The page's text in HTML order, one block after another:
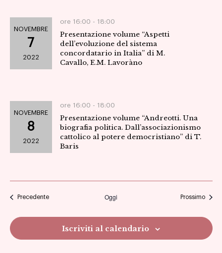
NOVEMBRE
7
2022
ore 16:00 - 18:00
Presentazione volume “Aspetti
dell’evoluzione del sistema
concordatario in Italia” di M.
Cavallo, E.M. Lavoràno
NOVEMBRE
8
2022
ore 16:00 - 18:00
Presentazione volume “Andreotti. Una
biografia politica. Dall’associazionismo
cattolico al potere democristiano” di T.
Baris
PrecedenteEventi Oggi ProssimoEventi
Iscriviti al calendario